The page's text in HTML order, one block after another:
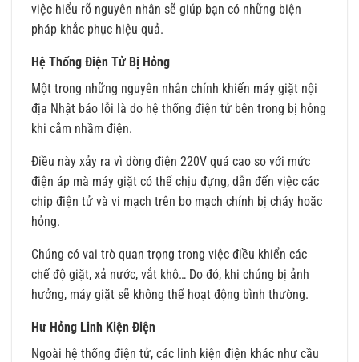
việc hiểu rõ nguyên nhân sẽ giúp bạn có những biện
pháp khắc phục hiệu quả.
Hệ Thống Điện Tử Bị Hỏng
Một trong những nguyên nhân chính khiến máy giặt nội
địa Nhật báo lỗi là do hệ thống điện tử bên trong bị hỏng
khi cắm nhầm điện.
Điều này xảy ra vì dòng điện 220V quá cao so với mức
điện áp mà máy giặt có thể chịu đựng, dẫn đến việc các
chip điện tử và vi mạch trên bo mạch chính bị cháy hoặc
hỏng.
Chúng có vai trò quan trọng trong việc điều khiển các
chế độ giặt, xả nước, vắt khô… Do đó, khi chúng bị ảnh
hưởng, máy giặt sẽ không thể hoạt động bình thường.
Hư Hỏng Linh Kiện Điện
Ngoài hệ thống điện tử, các linh kiện điện khác như cầu